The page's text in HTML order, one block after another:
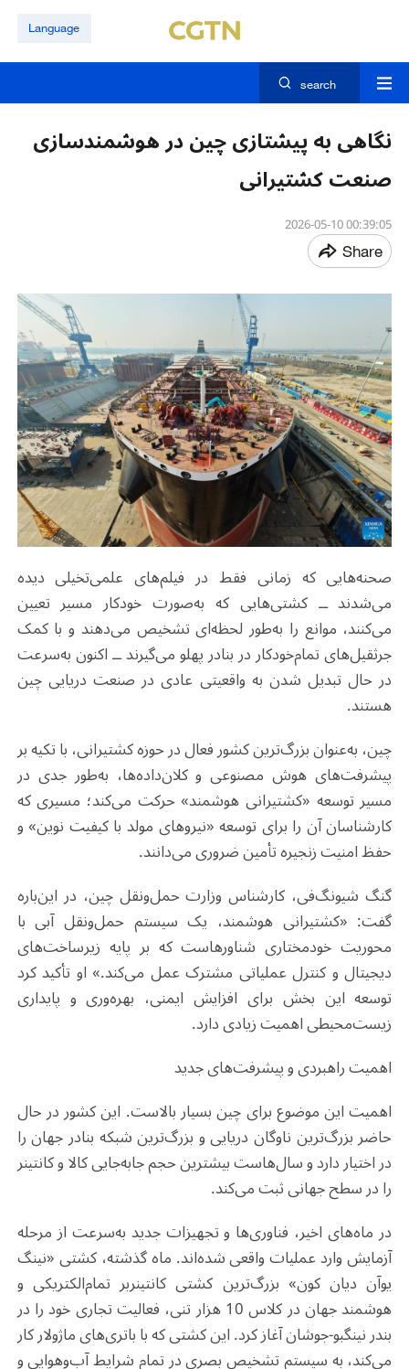
Language
search
نگاهی به پیشتازی چین در هوشمندسازی
صنعت کشتیرانی
00:39:05 2026-05-10
Share
صحنه‌هایی که زمانی فقط در فیلم‌های علمی‌تخیلی دیده
می‌شدند ــ کشتی‌هایی که به‌صورت خودکار مسیر تعیین
می‌کنند، موانع را به‌طور لحظه‌ای تشخیص می‌دهند و با کمک
جرثقیل‌های تمام‌خودکار در بنادر پهلو می‌گیرند ــ اکنون به‌سرعت
در حال تبدیل شدن به واقعیتی عادی در صنعت دریایی چین
هستند.
چین، به‌عنوان بزرگ‌ترین کشور فعال در حوزه کشتیرانی، با تکیه بر
پیشرفت‌های هوش مصنوعی و کلان‌داده‌ها، به‌طور جدی در
مسیر توسعه «کشتیرانی هوشمند» حرکت می‌کند؛ مسیری که
کارشناسان آن را برای توسعه «نیروهای مولد با کیفیت نوین» و
حفظ امنیت زنجیره تأمین ضروری می‌دانند.
گنگ شیونگ‌فی، کارشناس وزارت حمل‌ونقل چین، در این‌باره
گفت: «کشتیرانی هوشمند، یک سیستم حمل‌ونقل آبی با
محوریت خودمختاری شناورهاست که بر پایه زیرساخت‌های
دیجیتال و کنترل عملیاتی مشترک عمل می‌کند.» او تأکید کرد
توسعه این بخش برای افزایش ایمنی، بهره‌وری و پایداری
زیست‌محیطی اهمیت زیادی دارد.
اهمیت راهبردی و پیشرفت‌های جدید
اهمیت این موضوع برای چین بسیار بالاست. این کشور در حال
حاضر بزرگ‌ترین ناوگان دریایی و بزرگ‌ترین شبکه بنادر جهان را
در اختیار دارد و سال‌هاست بیشترین حجم جابه‌جایی کالا و کانتینر
را در سطح جهانی ثبت می‌کند.
در ماه‌های اخیر، فناوری‌ها و تجهیزات جدید به‌سرعت از مرحله
آزمایش وارد عملیات واقعی شده‌اند. ماه گذشته، کشتی «نینگ
یوآن دیان کون» بزرگ‌ترین کشتی کانتینربر تمام‌الکتریکی و
هوشمند جهان در کلاس 10 هزار تنی، فعالیت تجاری خود را در
بندر نینگبو-جوشان آغاز کرد. این کشتی که با باتری‌های ماژولار کار
می‌کند، به سیستم تشخیص بصری در تمام شرایط آب‌وهوایی و